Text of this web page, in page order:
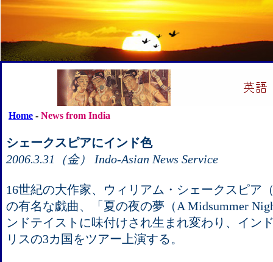
Home - News from India
シェークスピアにインド色
2006.3.31（金） Indo-Asian News Service
16世紀の大作家、ウィリアム・シェークスピア
の有名な戯曲、「夏の夜の夢（A Midsummer
ンドテイストに味付けされ生まれ変わり、イン
リスの3カ国をツアー上演する。